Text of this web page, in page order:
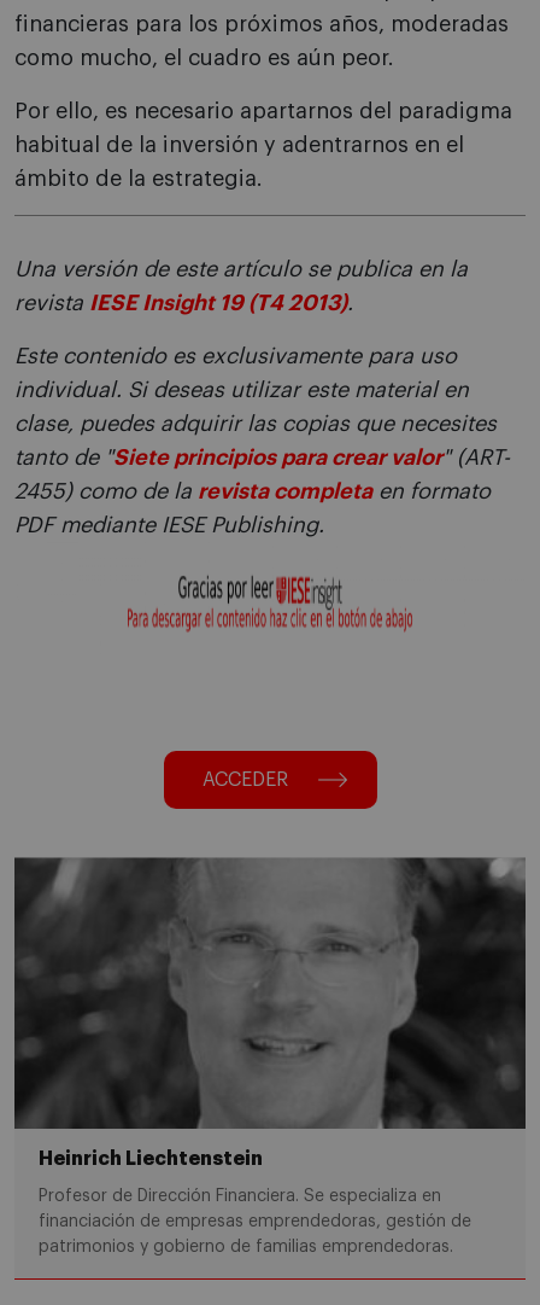
financieras para los próximos años, moderadas
como mucho, el cuadro es aún peor.
Por ello, es necesario apartarnos del paradigma
habitual de la inversión y adentrarnos en el
ámbito de la estrategia.
Una versión de este artículo se publica en la
revista IESE Insight 19 (T4 2013).
Este contenido es exclusivamente para uso
individual. Si deseas utilizar este material en
clase, puedes adquirir las copias que necesites
tanto de "Siete principios para crear valor" (ART-
2455) como de la revista completaen formato
PDF mediante IESE Publishing.
ACCEDER
Heinrich Liechtenstein
Profesor de Dirección Financiera. Se especializa en
financiación de empresas emprendedoras, gestión de
patrimonios y gobierno de familias emprendedoras.